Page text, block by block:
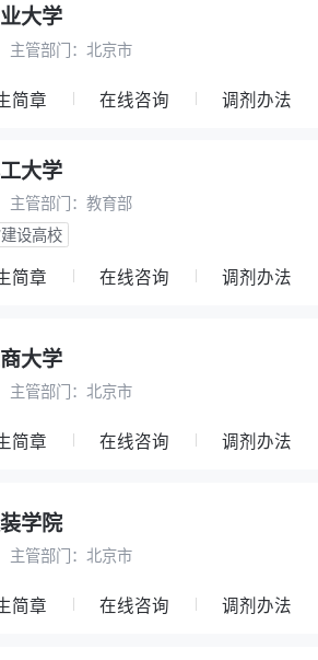
大学
主管部门： 北京市
简章 在线咨询 调剂办法
大学
主管部门： 教育部
设高校
简章 在线咨询 调剂办法
大学
主管部门： 北京市
简章 在线咨询 调剂办法
学院
主管部门： 北京市
简章 在线咨询 调剂办法